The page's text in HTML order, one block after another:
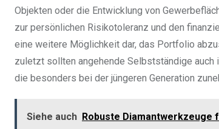
Objekten oder die Entwicklung von
zur persönlichen Risikotoleranz und den
eine weitere Möglichkeit dar, das Portfolio
zuletzt sollten angehende Selbstständige
die besonders bei der jüngeren Generation
Siehe auch Robuste Diamantwerkzeuge